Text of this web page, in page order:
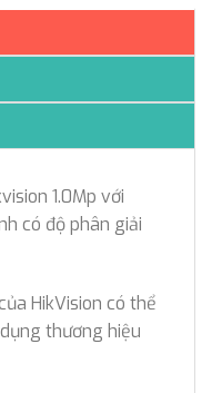
1.0Mp với
có độ phân giải
HikVision có thể
thương hiệu